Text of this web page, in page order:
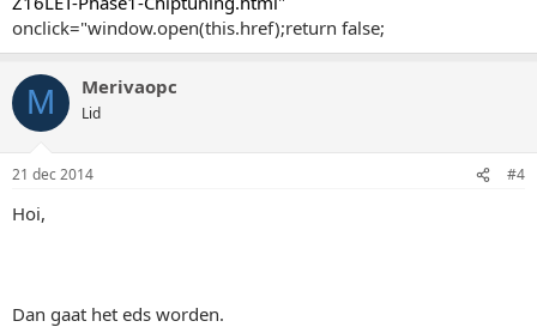
onclick="window.open(this.href);return false;
M Merivaopc
Lid
21 dec 2014 #4
Hoi,
Dan gaat het eds worden.